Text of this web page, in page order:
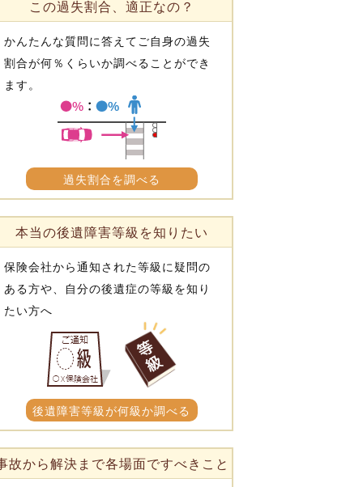
この過失割合、適正なの？
かんたんな質問に答えてご自身の過失
割合が何％くらいか調べることができ
ます。
過失割合を調べる
本当の後遺障害等級を知りたい
保険会社から通知された等級に疑問の
ある方や、自分の後遺症の等級を知り
たい方へ
後遺障害等級が何級か調べる
故から解決まで各場面ですべきこと